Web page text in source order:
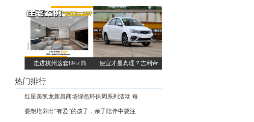
走进杭州这套89㎡简 便宜才是真理？吉利帝
热门排行
红星美凯龙新昌商场绿色环保周系列活动 每
要想培养出“有爱”的孩子，亲子陪伴中要注